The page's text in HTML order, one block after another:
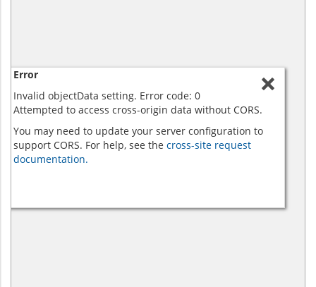
Error
Invalid objectData setting. Error code: 0
Attempted to access cross-origin data without CORS.
You may need to update your server configuration to
support CORS. For help, see the cross-site request
documentation.